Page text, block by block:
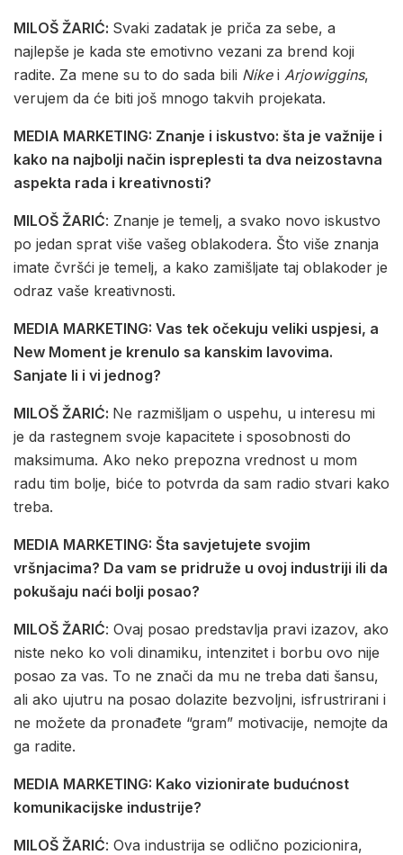
MILOŠ ŽARIĆ: Svaki zadatak je priča za sebe, a
najlepše je kada ste emotivno vezani za brend koji
radite. Za mene su to do sada bili Nikei Arjowiggins,
verujem da će biti još mnogo takvih projekata.
MEDIA MARKETING: Znanje i iskustvo: šta je važnije i
kako na najbolji način ispreplesti ta dva neizostavna
aspekta rada i kreativnosti?
MILOŠ ŽARIĆ: Znanje je temelj, a svako novo iskustvo
po jedan sprat više vašeg oblakodera. Što više znanja
imate čvršći je temelj, a kako zamišljate taj oblakoder je
odraz vaše kreativnosti.
MEDIA MARKETING: Vas tek očekuju veliki uspjesi, a
New Moment je krenulo sa kanskim lavovima.
Sanjate li i vi jednog?
MILOŠ ŽARIĆ: Ne razmišljam o uspehu, u interesu mi
je da rastegnem svoje kapacitete i sposobnosti do
maksimuma. Ako neko prepozna vrednost u mom
radu tim bolje, biće to potvrda da sam radio stvari kako
treba.
MEDIA MARKETING: Šta savjetujete svojim
vršnjacima? Da vam se pridruže u ovoj industriji ili da
pokušaju naći bolji posao?
MILOŠ ŽARIĆ: Ovaj posao predstavlja pravi izazov, ako
niste neko ko voli dinamiku, intenzitet i borbu ovo nije
posao za vas. To ne znači da mu ne treba dati šansu,
ali ako ujutru na posao dolazite bezvoljni, isfrustrirani i
ne možete da pronađete “gram” motivacije, nemojte da
ga radite.
MEDIA MARKETING: Kako vizionirate budućnost
komunikacijske industrije?
MILOŠ ŽARIĆ: Ova industrija se odlično pozicionira,